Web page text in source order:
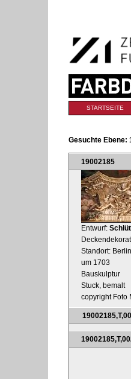
Navigation
Sektionen
STARTSEITE
Gesuchte Ebene:
19002185
Entwurf:
Standort:
um 1703
Bauskulptur
Stuck, bemalt
copyright Foto